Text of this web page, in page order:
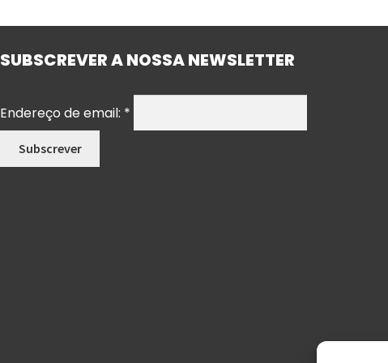
SUBSCREVER A NOSSA NEWSLETTER
Endereço de email: *